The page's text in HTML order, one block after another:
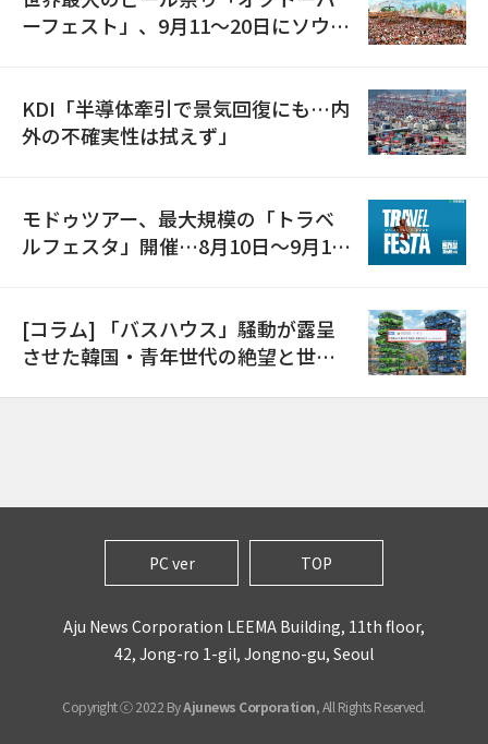
ーフェスト」、9月11〜20日にソウル
KDI「半導体牽引で景気回復にも…内
外の不確実性は拭えず」
モドゥツアー、最大規模の「トラベ
ルフェスタ」開催…8月10日～9月11
[コラム] 「バスハウス」騒動が露呈
させた韓国・青年世代の絶望と世代
PC ver TOP
Aju News Corporation LEEMA Building, 11th floor,
42, Jong-ro 1-gil, Jongno-gu, Seoul
Copyright ⓒ 2022 ByAjunews Corporation, All Rights Reserved.